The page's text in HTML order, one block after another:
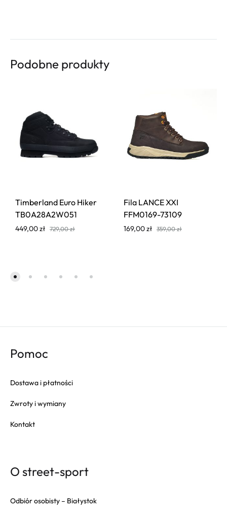
Podobne produkty
Timberland Euro Hiker
TB0A28A2W051
449,00zł 729,00zł
Fila LANCE XXI
FFM0169-73109
169,00zł 359,00zł
Pomoc
Dostawa i płatności
Zwroty i wymiany
Kontakt
O street-sport
Odbiór osobisty – Białystok